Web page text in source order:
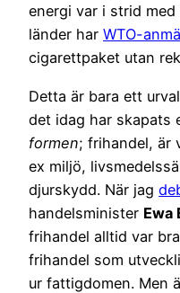
energi var i strid med
länder har WTO-
cigarettpaket utan
Detta är bara ett
det idag har skapats
formen; frihandel, är
ex miljö,
djurskydd. När jag
handelsminister Ewa
frihandel alltid var
frihandel som
ur fattigdomen. Men